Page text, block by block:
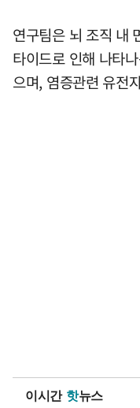
연구팀은 뇌 조직 내
타이드로 인해 나타
으며, 염증관련 유전
이시간 핫뉴스